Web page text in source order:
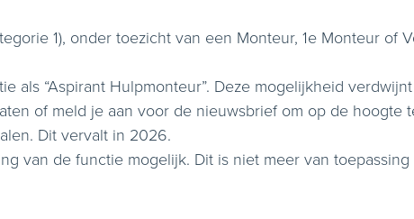
1), onder toezicht van een Monteur, 1e Monteur of
als “Aspirant Hulpmonteur”. Deze mogelijkheid
of meld je aan voor de nieuwsbrief om op de hoogte
Dit vervalt in 2026.
van de functie mogelijk. Dit is niet meer van